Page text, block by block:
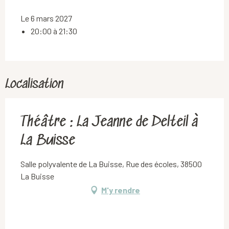
Le 6 mars 2027
20:00 à 21:30
Localisation
Théâtre : La Jeanne de Delteil à
La Buisse
Salle polyvalente de La Buisse, Rue des écoles, 38500
La Buisse
M'y rendre